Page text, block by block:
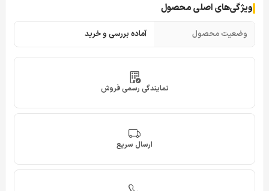
ویژگی‌های اصلی محصول
وضعیت محصول آماده بررسی و خرید
نمایندگی رسمی فروش
ارسال سریع